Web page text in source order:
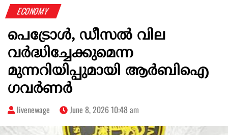
ECONOMY
പെട്രോൾ, ഡീസൽ വില
വർദ്ധിച്ചേക്കുമെന്ന
മുന്നറിയിപ്പുമായി ആർബിഐ
ഗവർണർ
livenewage June 8, 2026 10:48 am